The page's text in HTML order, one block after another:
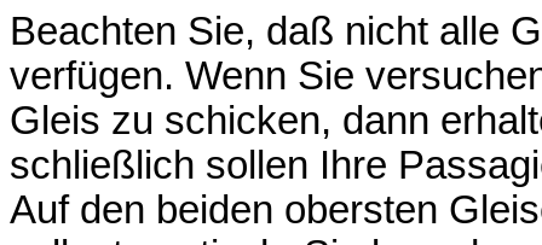
Beachten Sie, daß nicht alle
verfügen. Wenn Sie
Gleis zu schicken, dann
schließlich sollen Ihre
Auf den beiden obersten